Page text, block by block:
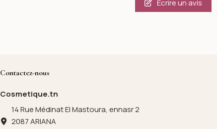
Écrire un avis
Contactez-nous
Cosmetique.tn
14 Rue Médinat El Mastoura, ennasr 2
2087 ARIANA